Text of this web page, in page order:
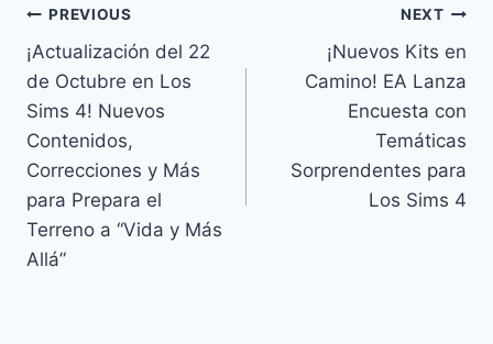
Navegación
de
entradas
PREVIOUS
¡Actualización del 22
de Octubre en Los
Sims 4! Nuevos
Contenidos,
Correcciones y Más
para Prepara el
Terreno a “Vida y Más
Allá”
NEXT
¡Nuevos Kits en
Camino! EA Lanza
Encuesta con
Temáticas
Sorprendentes para
Los Sims 4